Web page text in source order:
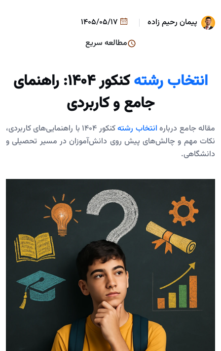
پیمان رحیم زاده
مطالعه سریع
انتخاب رشته
کنکور 1404: راهنمای
جامع و کاربردی
مقاله جامع درباره انتخاب رشته
کنکور 1404 با راهنمایی‌های کاربردی،
نکات مهم و چالش‌های پیش روی دانش‌آموزان در مسیر تحصیلی و
دانشگاهی.